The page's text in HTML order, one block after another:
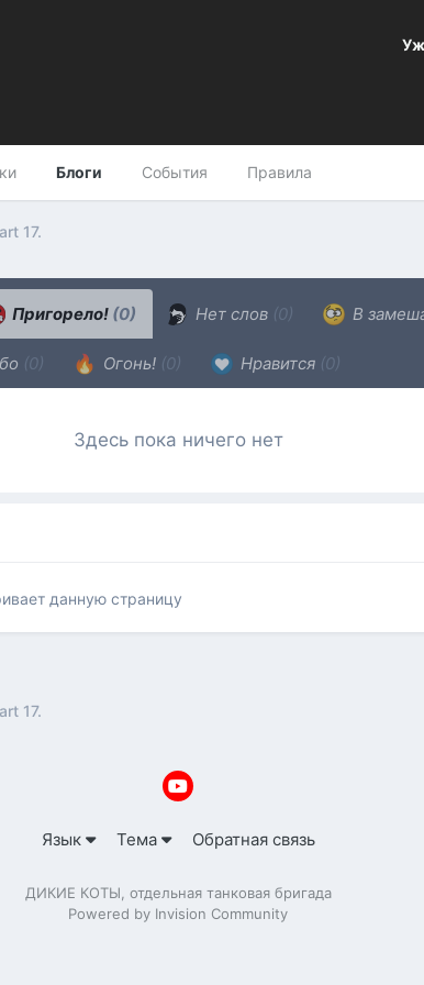
Блоги События Правила
17.
Пригорело! (0) Нет слов (0) В
(0) Огонь! (0) Нравится (0)
Здесь пока ничего нет
данную страницу
17.
Язык Тема Обратная связь
ДИКИЕ КОТЫ, отдельная танковая бригада
Powered by Invision Community